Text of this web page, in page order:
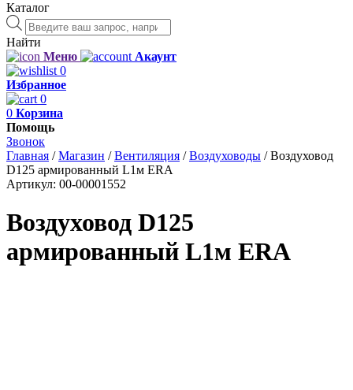
Каталог
Поиск
товаров
Найти
Меню
Акаунт
0
Избранное
0
0 Корзина
Помощь
Звонок
Главная /Магазин /Вентиляция /Воздуховоды /Воздуховод
D125 армированный L1м ERA
Артикул: 00-00001552
Воздуховод D125
армированный L1м ERA